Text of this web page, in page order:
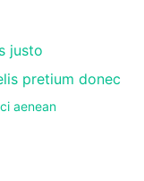
justo
pretium donec
aenean